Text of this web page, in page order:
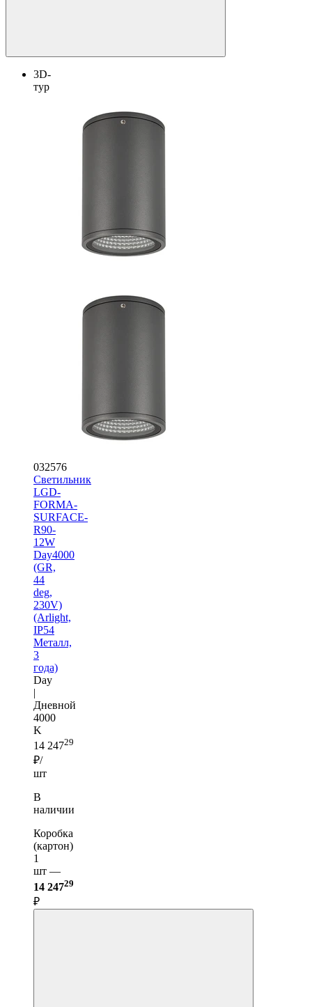
3D-
тур
032576
Светильник
LGD-
FORMA-
SURFACE-
R90-
12W
Day4000
(GR,
44
deg,
230V)
(Arlight,
IP54
Металл,
3
года)
Day
|
Дневной
4000
K
14 24729
₽/
шт
В
наличии
Коробка
(картон)
1
шт —
14 24729
₽